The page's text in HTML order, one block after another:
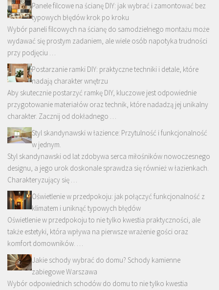
Panele filcowe na ścianę DIY: jak wybrać i zamontować bez
typowych błędów krok po kroku
Wybór paneli filcowych na ścianę do samodzielnego montażu może
wydawać się prostym zadaniem, ale wiele osób napotyka trudności
przy podjęciu …
Postarzanie ramki DIY: praktyczne techniki i detale, które
nadają charakter wnętrzu
Aby skutecznie postarzyć ramkę DIY, kluczowe jest odpowiednie
przygotowanie materiałów oraz technik, które nadadzą jej unikalny
charakter. Zacznij od dokładnego …
Styl skandynawski w łazience: Przytulność i funkcjonalność
w jednym.
Styl skandynawski od lat zdobywa serca miłośników nowoczesnego
designu, a jego urok doskonale sprawdza się również w łazienkach.
Charakteryzujący się …
Oświetlenie w przedpokoju: jak połączyć funkcjonalność z
klimatem i uniknąć typowych błędów
Oświetlenie w przedpokoju to nie tylko kwestia praktyczności, ale
także estetyki, która wpływa na pierwsze wrażenie gości oraz
komfort domowników. …
Jakie schody wybrać do domu? Schody kamienne
zabiegowe Warszawa
Wybór odpowiednich schodów do domu to nie tylko kwestia